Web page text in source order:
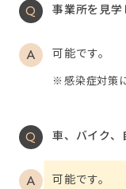
事業所を見学
可能です。
感染症対策
車、バイク、
可能です。